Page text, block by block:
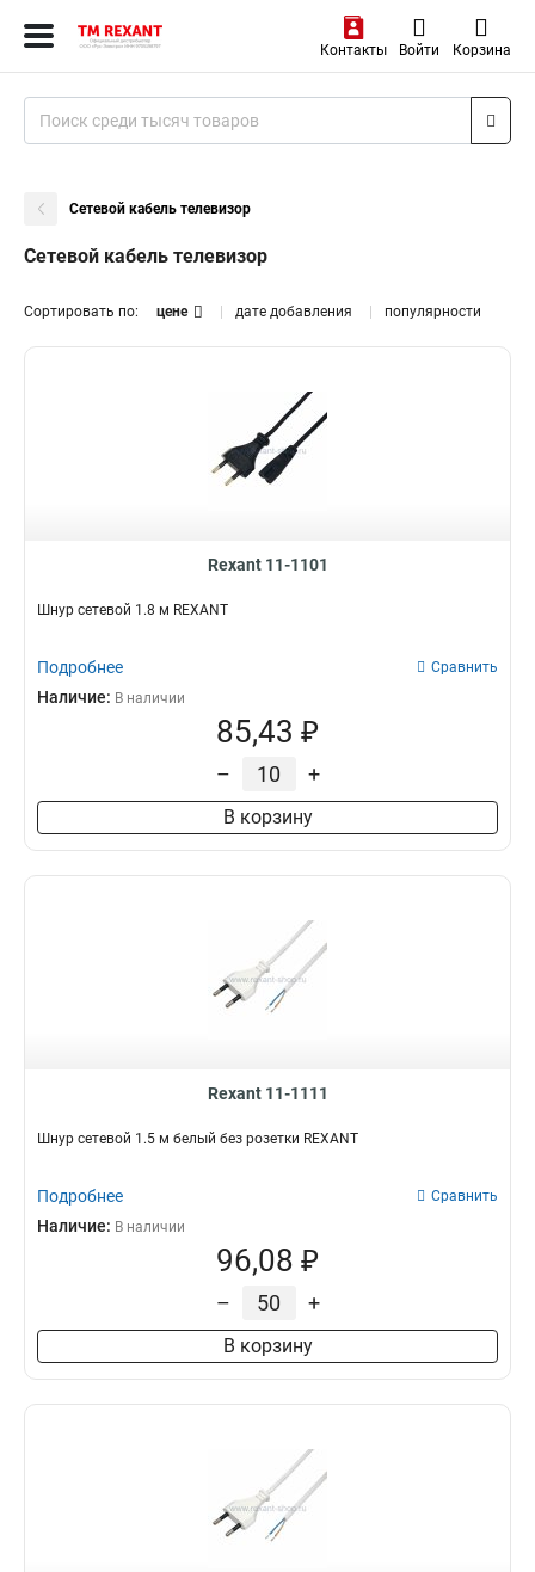
Контакты Войти Корзина
Сетевой кабель телевизор
Сетевой кабель телевизор
Сортировать по: цене дате добавления популярности
Rexant 11-1101
Шнур сетевой 1.8 м REXANT
Подробнее Сравнить
Наличие: В наличии
85,43 ₽
– +
В корзину
Rexant 11-1111
Шнур сетевой 1.5 м белый без розетки REXANT
Подробнее Сравнить
Наличие: В наличии
96,08 ₽
– +
В корзину